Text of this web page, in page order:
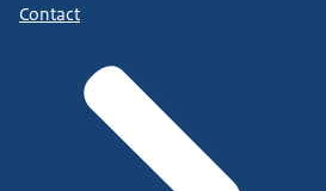
Contact